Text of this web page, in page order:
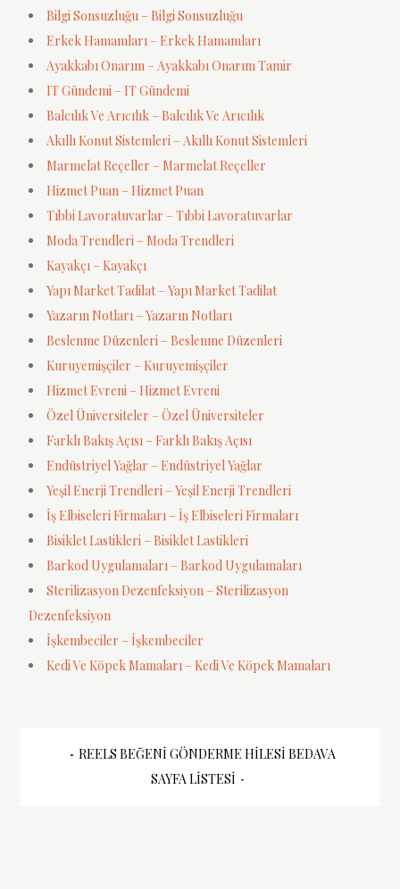
Bilgi Sonsuzluğu – Bilgi Sonsuzluğu
Erkek Hamamları – Erkek Hamamları
Ayakkabı Onarım – Ayakkabı Onarım Tamir
IT Gündemi – IT Gündemi
Balcılık Ve Arıcılık – Balcılık Ve Arıcılık
Akıllı Konut Sistemleri – Akıllı Konut Sistemleri
Marmelat Reçeller – Marmelat Reçeller
Hizmet Puan – Hizmet Puan
Tıbbi Lavoratuvarlar – Tıbbi Lavoratuvarlar
Moda Trendleri – Moda Trendleri
Kayakçı – Kayakçı
Yapı Market Tadilat – Yapı Market Tadilat
Yazarın Notları – Yazarın Notları
Beslenme Düzenleri – Beslenme Düzenleri
Kuruyemişçiler – Kuruyemişçiler
Hizmet Evreni – Hizmet Evreni
Özel Üniversiteler – Özel Üniversiteler
Farklı Bakış Açısı – Farklı Bakış Açısı
Endüstriyel Yağlar – Endüstriyel Yağlar
Yeşil Enerji Trendleri – Yeşil Enerji Trendleri
İş Elbiseleri Firmaları – İş Elbiseleri Firmaları
Bisiklet Lastikleri – Bisiklet Lastikleri
Barkod Uygulamaları – Barkod Uygulamaları
Sterilizasyon Dezenfeksiyon – Sterilizasyon
Dezenfeksiyon
İşkembeciler – İşkembeciler
Kedi Ve Köpek Mamaları – Kedi Ve Köpek Mamaları
YazıREELS BEĞENI GÖNDERME HILESI BEDAVA
SAYFA LISTESI